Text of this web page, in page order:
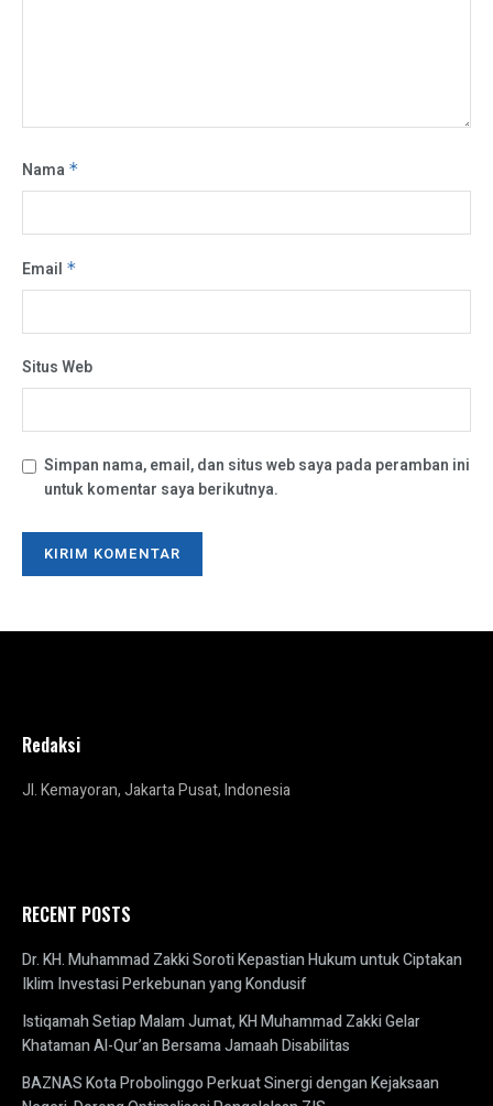
Nama *
Email *
Situs Web
Simpan nama, email, dan situs web saya pada peramban ini
untuk komentar saya berikutnya.
Redaksi
Jl. Kemayoran, Jakarta Pusat, Indonesia
RECENT POSTS
Dr. KH. Muhammad Zakki Soroti Kepastian Hukum untuk Ciptakan
Iklim Investasi Perkebunan yang Kondusif
Istiqamah Setiap Malam Jumat, KH Muhammad Zakki Gelar
Khataman Al-Qur’an Bersama Jamaah Disabilitas
BAZNAS Kota Probolinggo Perkuat Sinergi dengan Kejaksaan